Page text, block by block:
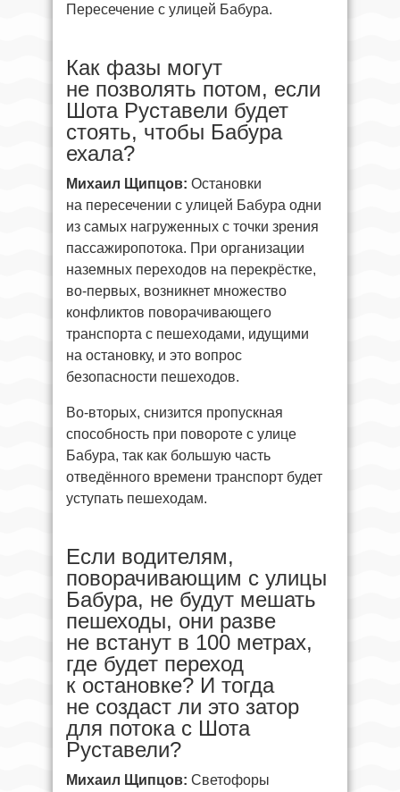
Пересечение с улицей Бабура.
Как фазы могут
не позволять потом, если
Шота Руставели будет
стоять, чтобы Бабура
ехала?
Михаил Щипцов: Остановки
на пересечении с улицей Бабура одни
из самых нагруженных с точки зрения
пассажиропотока. При организации
наземных переходов на перекрёстке,
во-первых, возникнет множество
конфликтов поворачивающего
транспорта с пешеходами, идущими
на остановку, и это вопрос
безопасности пешеходов.
Во-вторых, снизится пропускная
способность при повороте с улице
Бабура, так как большую часть
отведённого времени транспорт будет
уступать пешеходам.
Если водителям,
поворачивающим с улицы
Бабура, не будут мешать
пешеходы, они разве
не встанут в 100 метрах,
где будет переход
к остановке? И тогда
не создаст ли это затор
для потока с Шота
Руставели?
Михаил Щипцов: Светофоры